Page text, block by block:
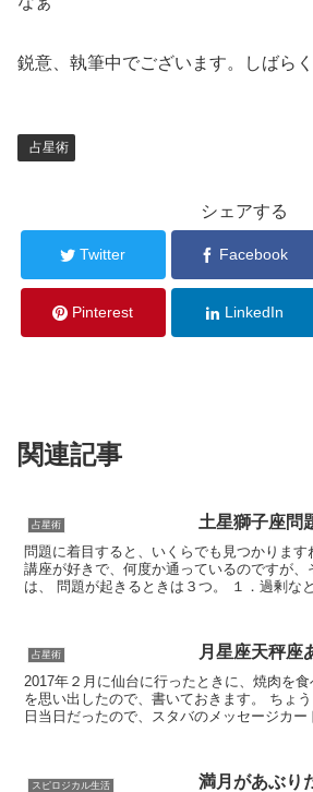
鋭意、執筆中でございます。しばら
占星術
シェアする
Twitter Facebook
Pinterest LinkedIn
関連記事
占星術 土星獅子座問
問題に着目すると、いくらでも見つかりますねー はるひなた
講座が好きで、何度か通っているのですが
は、 問題が起きるときは３つ。 １．過剰なとき ２．少なすぎるとき
占星術 月星座天秤座
2017年２月に仙台に行ったときに、焼肉を
を思い出したので、書いておきます。 ちょうど、のぶりんがお誕生
日当日だったので、スタバのメッセージカー
スピロジカル生活 満月があぶり